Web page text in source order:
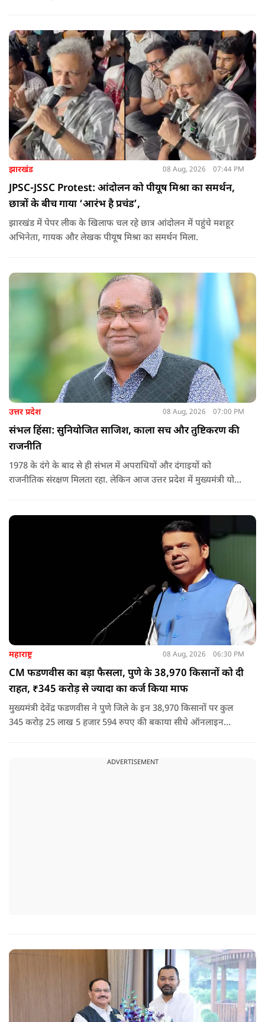
की हर चुनौती का सामना करने में सक्षम है.
झारखंड 08 Aug, 2026 07:44 PM
JPSC-JSSC Protest: आंदोलन को पीयूष मिश्रा का समर्थन,
छात्रों के बीच गाया ‘आरंभ है प्रचंड’,
झारखंड में पेपर लीक के खिलाफ चल रहे छात्र आंदोलन में पहुंचे मशहूर
अभिनेता, गायक और लेखक पीयूष मिश्रा का समर्थन मिला.
उत्तर प्रदेश 08 Aug, 2026 07:00 PM
संभल हिंसा: सुनियोजित साजिश, काला सच और तुष्टिकरण की
राजनीति
1978 के दंगे के बाद से ही संभल में अपराधियों और दंगाइयों को
राजनीतिक संरक्षण मिलता रहा. लेकिन आज उत्तर प्रदेश में मुख्यमंत्री योगी
नेता या सांसद क्यों न हो, यदि वह राज्य की शांति और सुरक्षा से खिलवाड़
महाराष्ट्र 08 Aug, 2026 06:30 PM
CM फडणवीस का बड़ा फैसला, पुणे के 38,970 किसानों को दी
राहत, ₹345 करोड़ से ज्यादा का कर्ज किया माफ
मुख्यमंत्री देवेंद्र फडणवीस ने पुणे जिले के इन 38,970 किसानों पर कुल
345 करोड़ 25 लाख 5 हजार 594 रुपए की बकाया सीधे ऑनलाइन
ADVERTISEMENT